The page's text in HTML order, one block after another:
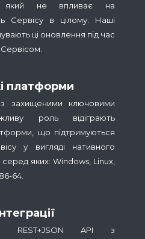
не впливає на
Сервісу в цілому. Наші
ці оновлення під час
платформи
захищеними ключовими
роль відіграють
що підтримуються
у вигляді нативного
серед яких: Windows, Linux,
64.
REST+JSON API з